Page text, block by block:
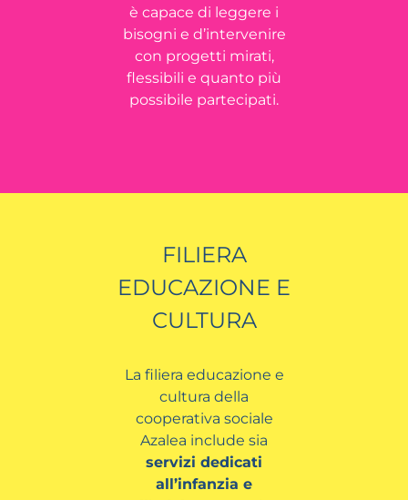
è capace di leggere i
bisogni e d’intervenire
con progetti mirati,
flessibili e quanto più
possibile partecipati.
FILIERA
EDUCAZIONE E
CULTURA
La filiera educazione e
cultura della
cooperativa sociale
Azalea include sia
servizi dedicati
all’infanzia e